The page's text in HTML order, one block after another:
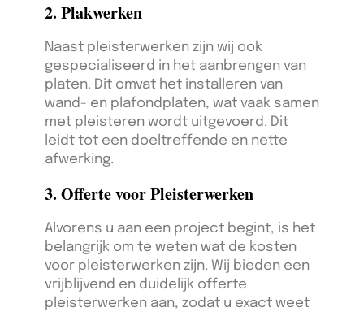
2. Plakwerken
Naast pleisterwerken zijn wij ook
gespecialiseerd in het aanbrengen van
platen. Dit omvat het installeren van
wand- en plafondplaten, wat vaak samen
met pleisteren wordt uitgevoerd. Dit
leidt tot een doeltreffende en nette
afwerking.
3. Offerte voor Pleisterwerken
Alvorens u aan een project begint, is het
belangrijk om te weten wat de kosten
voor pleisterwerken zijn. Wij bieden een
vrijblijvend en duidelijk offerte
pleisterwerken aan, zodat u exact weet